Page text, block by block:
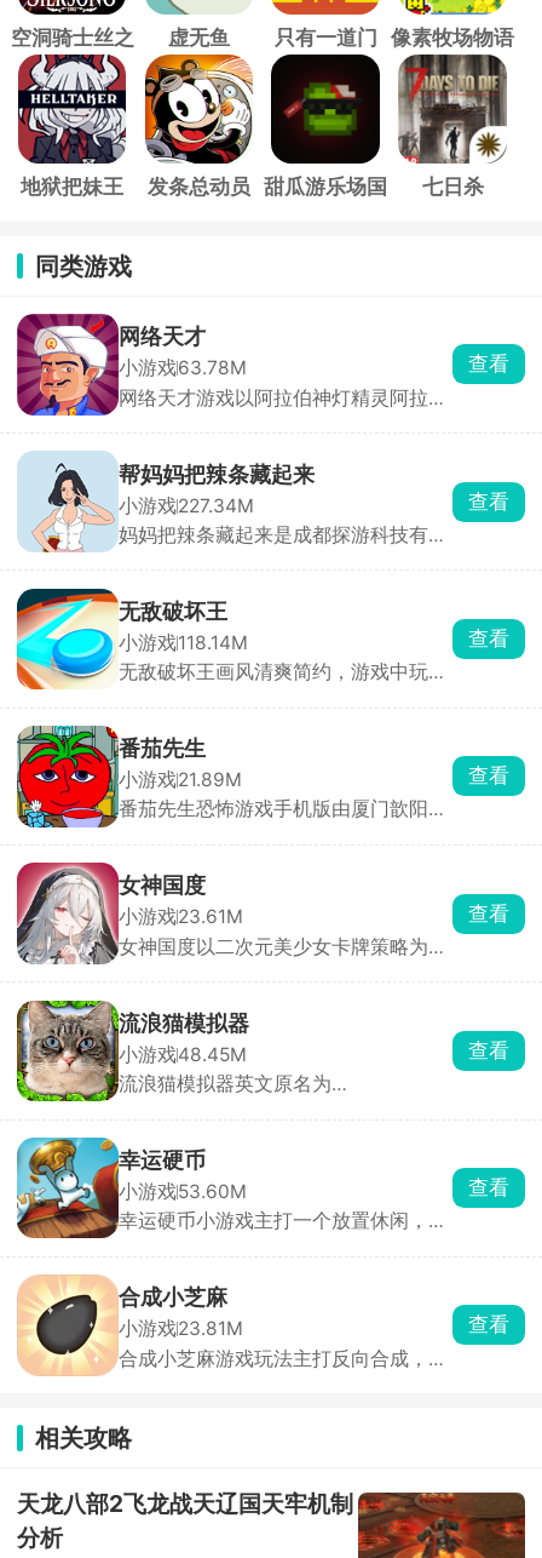
空洞骑士丝之
歌
虚无鱼 只有一道门 像素牧场物语
地狱把妹王 发条总动员
甜瓜游乐场国
七日杀
同类游戏
网络天才
小游戏63.78M
网络天才游戏以阿拉伯神灯精灵阿拉丁
中所想。完成任务可以让阿拉丁完成你
所许的愿望，如若你战胜了灯神，还能
获得神秘奖励哟。
查看
帮妈妈把辣条藏起来
小游戏227.34M
妈妈把辣条藏起来是成都探游科技有限
辣条狂魔，因疯狂偷吃导致体重一路暴
涨，妈妈忍无可忍，决定帮他戒掉辣
条，把辣条藏到他永远找不到的地方。
玩家需要在每个关卡中利用场景内的各
查看
无敌破坏王
小游戏118.14M
无敌破坏王画风清爽简约，游戏中玩家
击碎则直接判定失败。看起来轻松简
单，实则每一局都是攻防博弈，你需要
灵活规划攻击路径，同时时刻警惕对手
的反击。快速反应与精准操作缺一不
查看
番茄先生
小游戏21.89M
番茄先生恐怖游戏手机版由厦门歆阳网
食物，如若不小心投喂到坏掉的吃食，
番茄先生就会触发黑化系统。总共有三
种黑化形态，每一种都带来不一样的恐
怖氛围，想尽办法提升番茄先生吸心情
查看
女神国度
小游戏23.61M
女神国度以二次元美少女卡牌策略为主
女，她们外貌各异、技能定位不同，可
自由搭配阵容释放全力。游戏主打放置
闯关自动战斗，支持跳过战斗与离线挂
机，解放双手轻松养成。
查看
流浪猫模拟器
小游戏48.45M
流浪猫模拟器英文原名为
只渺小的流浪猫咪，置身于繁华却又危
机四伏的城市之中，体验颠沛流离、步
步惊心的流浪生活。
查看
幸运硬币
小游戏53.60M
幸运硬币小游戏主打一个放置休闲，操
一面才可获得相应的资源。用获取的资
源购买各种各样的道具来翻取硬币，以
此循环，收益越来越多。
查看
合成小芝麻
小游戏23.81M
合成小芝麻游戏玩法主打反向合成，其
可以在一局里玩很久。通过滑动屏幕操
控水果下落位置，相同水果碰撞即可合
不下来，是打发碎片时间的解压神器。
查看
相关攻略
天龙八部2飞龙战天辽国天牢机制
分析